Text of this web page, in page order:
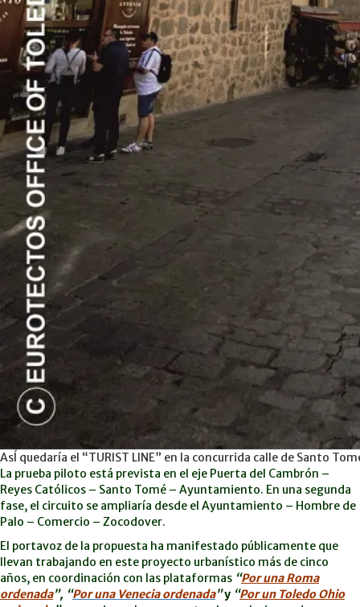
AsÍ quedaría el “TURIST LINE” en la concurrida calle de Santo
La prueba piloto está prevista en el eje Puerta del Cambrón –
Reyes Católicos – Santo Tomé – Ayuntamiento. En una segunda
fase, el circuito se ampliaría desde el Ayuntamiento – Hombre de
Palo – Comercio – Zocodover.
El portavoz de la propuesta ha manifestado públicamente que
llevan trabajando en este proyecto urbanístico más de cinco
años, en coordinación con las plataformas “Por una Roma
ordenada”, “Por una Venecia ordenada”y “Por un Toledo Ohio